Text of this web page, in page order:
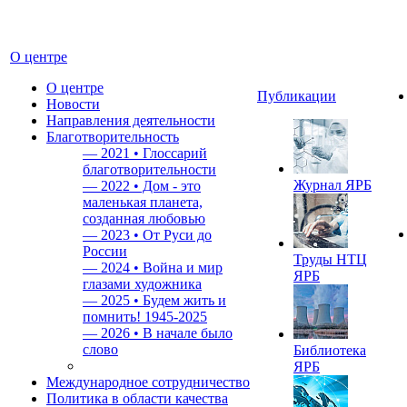
О центре
О центре
Новости
Направления деятельности
Благотворительность
— 2021 • Глоссарий
благотворительности
— 2022 • Дом - это
маленькая планета,
созданная любовью
— 2023 • От Руси до
России
— 2024 • Война и мир
глазами художника
— 2025 • Будем жить и
помнить! 1945-2025
— 2026 • В начале было
слово
Международное сотрудничество
Политика в области качества
Публикации
Журнал ЯРБ
Труды НТЦ
ЯРБ
Библиотека
ЯРБ